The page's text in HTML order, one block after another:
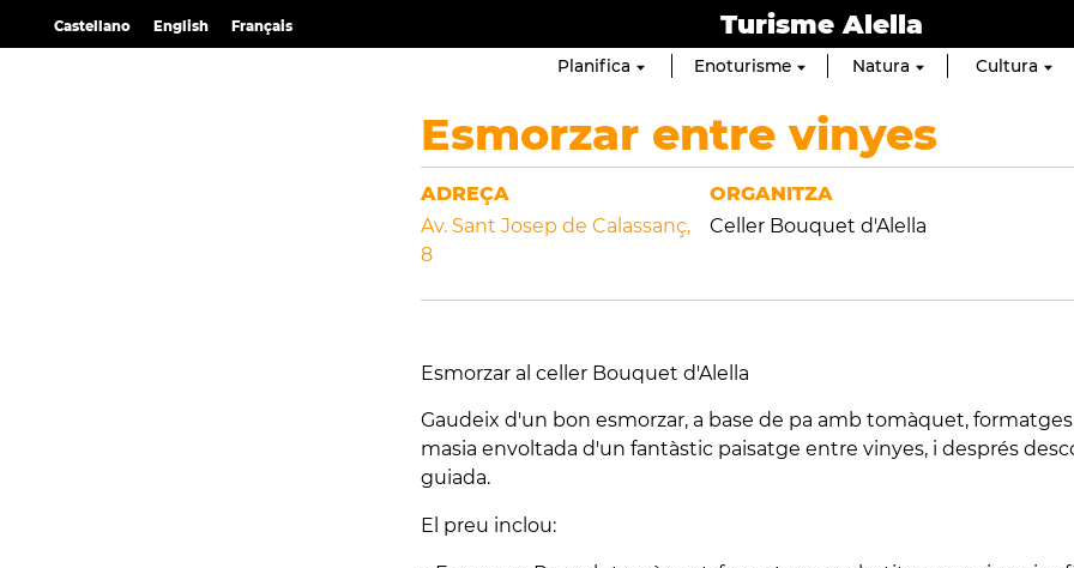
Castellano English Français Turisme Alella
Planifica Enoturisme Natura Cultura
Esmorzar entre vinyes
ADREÇA
Av. Sant Josep de Calassanç,
8
ORGANITZA
Celler Bouquet d'Alella
Esmorzar al celler Bouquet d'Alella
Gaudeix d'un bon esmorzar, a base de pa amb tomàquet,
masia envoltada d'un fantàstic paisatge entre vinyes, i després
guiada.
El preu inclou: